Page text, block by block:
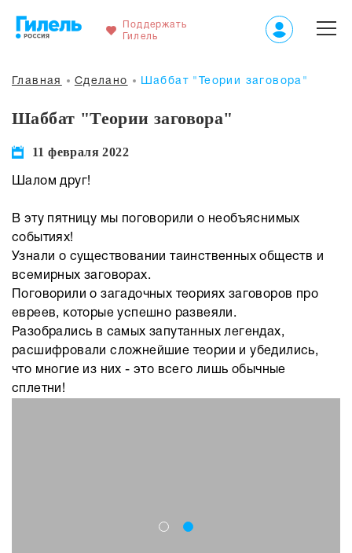
Поддержать
Гилель
Главная Сделано Шаббат "Теории заговора"
Шаббат "Теории заговора"
11 февраля 2022
Шалом друг!
В эту пятницу мы поговорили о необъяснимых
событиях!
Узнали о существовании таинственных обществ и
всемирных заговорах.
Поговорили о загадочных теориях заговоров про
евреев, которые успешно развеяли.
Разобрались в самых запутанных легендах,
расшифровали сложнейшие теории и убедились,
что многие из них - это всего лишь обычные
сплетни!